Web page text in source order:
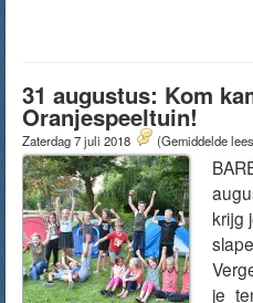
31 augustus: Kom
Oranjespeeltuin!
Zaterdag 7 juli 2018 (Gemiddelde
krijg
je